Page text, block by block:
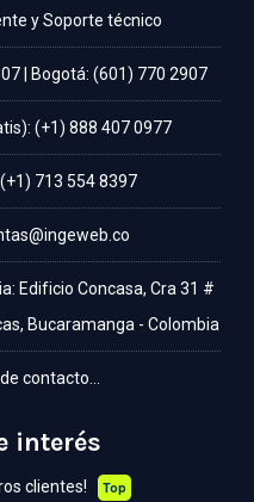
y Soporte técnico
| Bogotá: (601) 770 2907
(+1) 888 407 0977
713 554 8397
Edificio Concasa, Cra 31 #
Bucaramanga - Colombia
contacto...
interés
clientes! Top